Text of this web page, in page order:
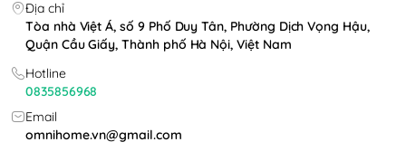
Địa chỉ
Tòa nhà Việt Á, số 9 Phố Duy Tân, Phường Dịch Vọng Hậu,
Quận Cầu Giấy, Thành phố Hà Nội, Việt Nam
Hotline
0835856968
Email
omnihome.vn@gmail.com